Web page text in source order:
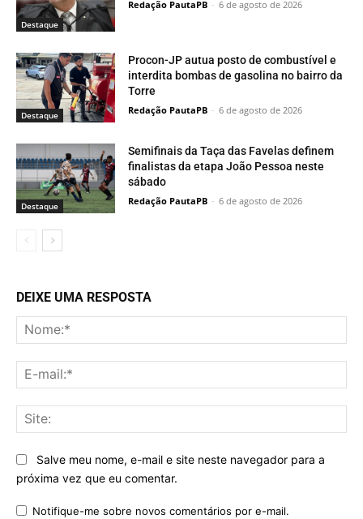
Destaque
Redação PautaPB - 6 de agosto de 2026
Destaque
Procon-JP autua posto de combustível e
interdita bombas de gasolina no bairro da
Torre
Redação PautaPB - 6 de agosto de 2026
Destaque
Semifinais da Taça das Favelas definem
finalistas da etapa João Pessoa neste
sábado
Redação PautaPB - 6 de agosto de 2026
DEIXE UMA RESPOSTA
Salve meu nome, e-mail e site neste navegador para a
próxima vez que eu comentar.
Notifique-me sobre novos comentários por e-mail.